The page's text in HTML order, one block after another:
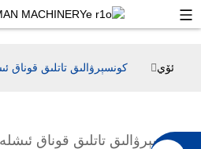
ئۆي كونسېرۋالىق تاتلىق قوناق
كونسېرۋالىق تاتلىق قوناق